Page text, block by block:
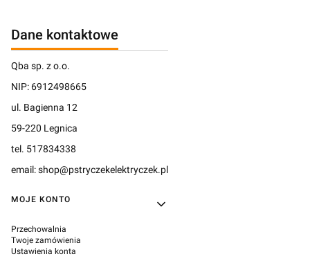
Dane kontaktowe
Qba sp. z o.o.
NIP: 6912498665
ul. Bagienna 12
59-220 Legnica
tel. 517834338
email: shop@pstryczekelektryczek.pl
Linki w stopce
MOJE KONTO
Przechowalnia
Twoje zamówienia
Ustawienia konta